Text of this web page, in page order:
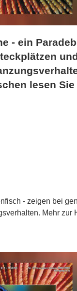
- ein
lesen
- zeigen bei
Mehr zur